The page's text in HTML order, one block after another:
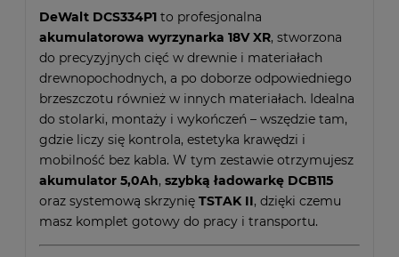
DeWalt DCS334P1 to profesjonalna
akumulatorowa wyrzynarka 18V XR, stworzona
do precyzyjnych cięć w drewnie i materiałach
drewnopochodnych, a po doborze odpowiedniego
brzeszczotu również w innych materiałach. Idealna
do stolarki, montaży i wykończeń – wszędzie tam,
gdzie liczy się kontrola, estetyka krawędzi i
mobilność bez kabla. W tym zestawie otrzymujesz
akumulator 5,0Ah, szybką ładowarkę DCB115
oraz systemową skrzynię TSTAK II, dzięki czemu
masz komplet gotowy do pracy i transportu.